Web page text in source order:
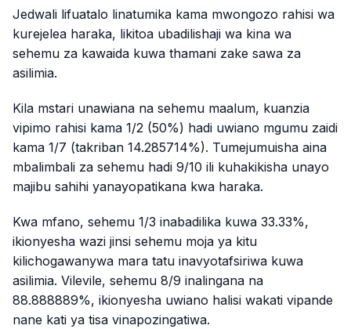
Jedwali lifuatalo linatumika kama mwongozo rahisi wa
kurejelea haraka, likitoa ubadilishaji wa kina wa
sehemu za kawaida kuwa thamani zake sawa za
asilimia.
Kila mstari unawiana na sehemu maalum, kuanzia
vipimo rahisi kama 1/2 (50%) hadi uwiano mgumu zaidi
kama 1/7 (takriban 14.285714%). Tumejumuisha aina
mbalimbali za sehemu hadi 9/10 ili kuhakikisha unayo
majibu sahihi yanayopatikana kwa haraka.
Kwa mfano, sehemu 1/3 inabadilika kuwa 33.33%,
ikionyesha wazi jinsi sehemu moja ya kitu
kilichogawanywa mara tatu inavyotafsiriwa kuwa
asilimia. Vilevile, sehemu 8/9 inalingana na
88.888889%, ikionyesha uwiano halisi wakati vipande
nane kati ya tisa vinapozingatiwa.